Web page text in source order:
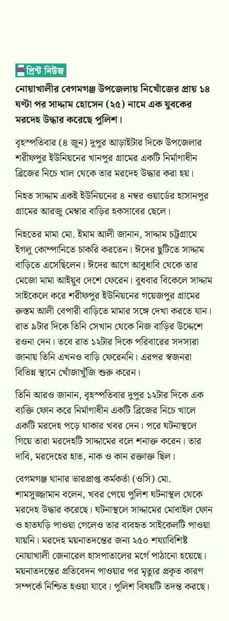
নোয়াখালীর বেগমগঞ্জ উপজেলায় নিখোঁজের প্রায় ১৪
ঘণ্টা পর সাদ্দাম হোসেন (২৫) নামে এক যুবকের
মরদেহ উদ্ধার করেছে পুলিশ।
বৃহস্পতিবার (৪ জুন) দুপুর আড়াইটার দিকে উপজেলার
শরীফপুর ইউনিয়নের খানপুর গ্রামের একটি নির্মাণাধীন
ব্রিজের নিচে খাল থেকে তার মরদেহ উদ্ধার করা হয়।
নিহত সাদ্দাম একই ইউনিয়নের ৪ নম্বর ওয়ার্ডের হাসানপুর
গ্রামের আরজু মেম্বার বাড়ির হকসাবের ছেলে।
নিহতের মামা মো. ইমাম আলী জানান, সাদ্দাম চট্টগ্রামে
ইগলু কোম্পানিতে চাকরি করতেন। ঈদের ছুটিতে সাদ্দাম
বাড়িতে এসেছিলেন। ঈদের আগে আবুধাবি থেকে তার
মেজো মামা আইয়ুব দেশে ফেরেন। বুধবার বিকেলে সাদ্দাম
সাইকেলে করে শরীফপুর ইউনিয়নের গয়েজপুর গ্রামের
রুস্তম আলী বেপারী বাড়িতে মামার সঙ্গে দেখা করতে যান।
রাত ৯টার দিকে তিনি সেখান থেকে নিজ বাড়ির উদ্দেশে
রওনা দেন। তবে রাত ১২টার দিকে পরিবারের সদস্যরা
জানায় তিনি এখনও বাড়ি ফেরেননি। এরপর স্বজনরা
বিভিন্ন স্থানে খোঁজাখুঁজি শুরু করেন।
তিনি আরও জানান, বৃহস্পতিবার দুপুর ১২টার দিকে এক
ব্যক্তি ফোন করে নির্মাণাধীন একটি ব্রিজের নিচে খালে
একটি মরদেহ পড়ে থাকার খবর দেন। পরে ঘটনাস্থলে
গিয়ে তারা মরদেহটি সাদ্দামের বলে শনাক্ত করেন। তার
দাবি, মরদেহের হাত, নাক ও কান রক্তাক্ত ছিল।
বেগমগঞ্জ থানার ভারপ্রাপ্ত কর্মকর্তা (ওসি) মো.
শামসুজ্জামান বলেন, খবর পেয়ে পুলিশ ঘটনাস্থল থেকে
মরদেহ উদ্ধার করেছে। ঘটনাস্থলে সাদ্দামের মোবাইল ফোন
ও হাতঘড়ি পাওয়া গেলেও তার ব্যবহৃত সাইকেলটি পাওয়া
যায়নি। মরদেহ ময়নাতদন্তের জন্য ২৫০ শয্যাবিশিষ্ট
নোয়াখালী জেনারেল হাসপাতালের মর্গে পাঠানো হয়েছে।
ময়নাতদন্তের প্রতিবেদন পাওয়ার পর মৃত্যুর প্রকৃত কারণ
সম্পর্কে নিশ্চিত হওয়া যাবে। পুলিশ বিষয়টি তদন্ত করছে।